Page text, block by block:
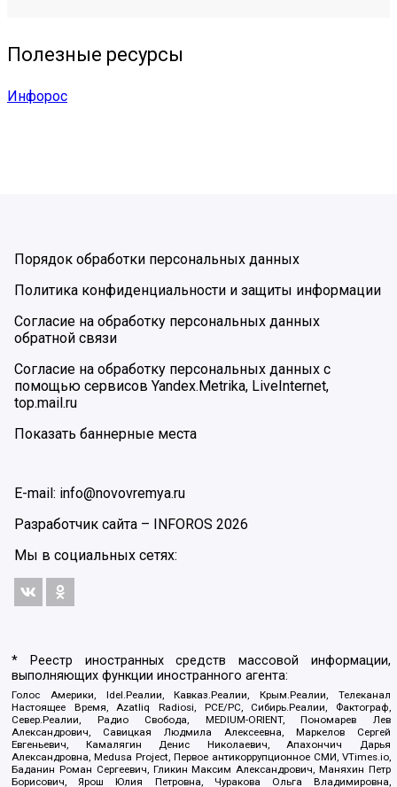
Полезные ресурсы
Инфорос
Порядок обработки персональных данных
Политика конфиденциальности и защиты информации
Согласие на обработку персональных данных
обратной связи
Согласие на обработку персональных данных с
помощью сервисов Yandex.Metrika, LiveInternet,
top.mail.ru
Показать баннерные места
E-mail: info@novovremya.ru
Разработчик сайта – INFOROS 2026
Мы в социальных сетях:
* Реестр иностранных средств массовой информации,
выполняющих функции иностранного агента:
Голос Америки, Idel.Реалии, Кавказ.Реалии, Крым.Реалии, Телеканал
Настоящее Время, Azatliq Radiosi, PCE/PC, Сибирь.Реалии, Фактограф,
Север.Реалии, Радио Свобода, MEDIUM-ORIENT, Пономарев Лев
Александрович, Савицкая Людмила Алексеевна, Маркелов Сергей
Евгеньевич, Камалягин Денис Николаевич, Апахончич Дарья
Александровна, Medusa Project, Первое антикоррупционное СМИ, VTimes.io,
Баданин Роман Сергеевич, Гликин Максим Александрович, Маняхин Петр
Борисович, Ярош Юлия Петровна, Чуракова Ольга Владимировна,